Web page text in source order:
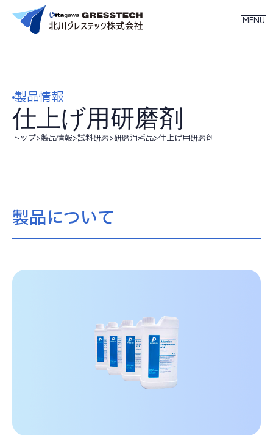
北川グレステックについて
事業内容
会社案内
製品情報
仕上げ用研磨剤
トップ>製品情報>試料研磨>研磨消耗品>仕上げ用研磨剤
製品について